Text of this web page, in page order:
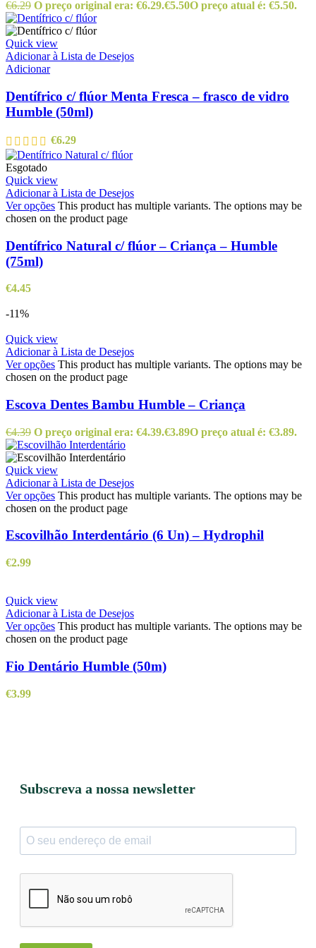
€6.29 O preço original era: €6.29.€5.50O preço atual é: €5.50.
Quick view
Adicionar à Lista de Desejos
Adicionar
Dentífrico c/ flúor Menta Fresca – frasco de vidro
Humble (50ml)
€6.29
Esgotado
Quick view
Adicionar à Lista de Desejos
Ver opções This product has multiple variants. The options may be
chosen on the product page
Dentífrico Natural c/ flúor – Criança – Humble
(75ml)
€4.45
-11%
Quick view
Adicionar à Lista de Desejos
Ver opções This product has multiple variants. The options may be
chosen on the product page
Escova Dentes Bambu Humble – Criança
€4.39 O preço original era: €4.39.€3.89O preço atual é: €3.89.
Quick view
Adicionar à Lista de Desejos
Ver opções This product has multiple variants. The options may be
chosen on the product page
Escovilhão Interdentário (6 Un) – Hydrophil
€2.99
Quick view
Adicionar à Lista de Desejos
Ver opções This product has multiple variants. The options may be
chosen on the product page
Fio Dentário Humble (50m)
€3.99
Subscreva a nossa newsletter